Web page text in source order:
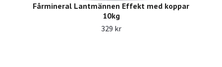
Fårmineral Lantmännen Effekt med koppar
10kg
329 kr